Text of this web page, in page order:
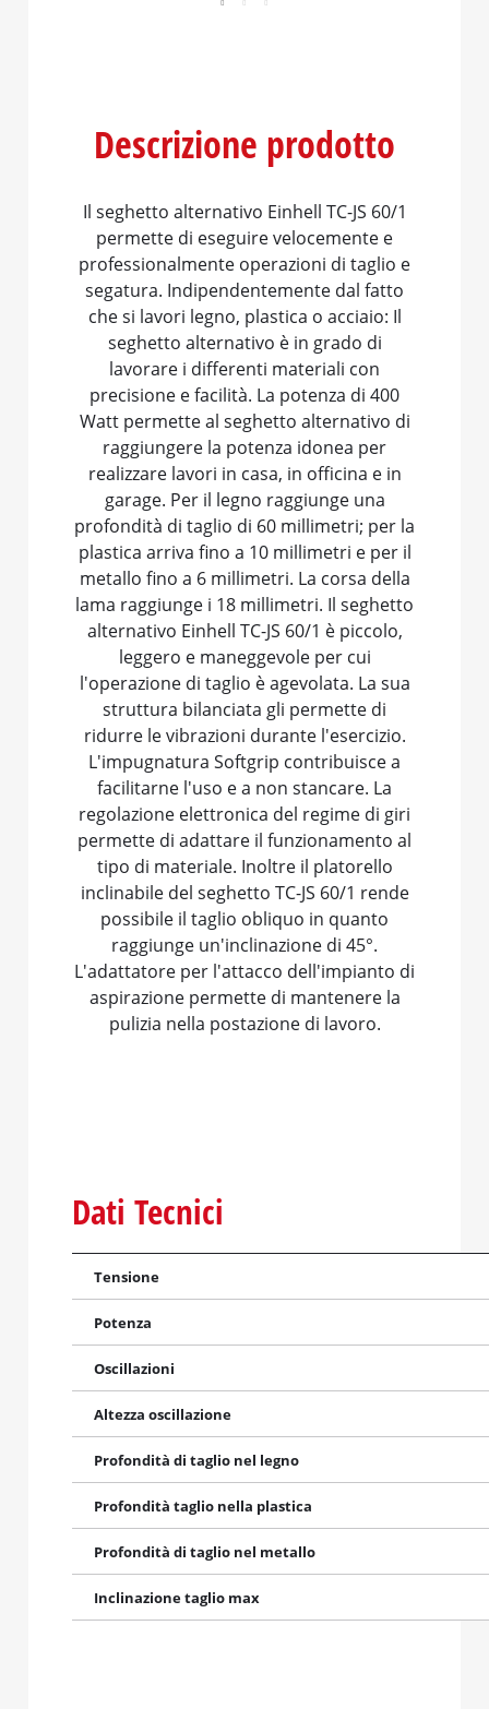
Descrizione prodotto
Il seghetto alternativo Einhell TC-JS 60/1
permette di eseguire velocemente e
professionalmente operazioni di taglio e
segatura. Indipendentemente dal fatto
che si lavori legno, plastica o acciaio: Il
seghetto alternativo è in grado di
lavorare i differenti materiali con
precisione e facilità. La potenza di 400
Watt permette al seghetto alternativo di
raggiungere la potenza idonea per
realizzare lavori in casa, in officina e in
garage. Per il legno raggiunge una
profondità di taglio di 60 millimetri; per la
plastica arriva fino a 10 millimetri e per il
metallo fino a 6 millimetri. La corsa della
lama raggiunge i 18 millimetri. Il seghetto
alternativo Einhell TC-JS 60/1 è piccolo,
leggero e maneggevole per cui
l'operazione di taglio è agevolata. La sua
struttura bilanciata gli permette di
ridurre le vibrazioni durante l'esercizio.
L'impugnatura Softgrip contribuisce a
facilitarne l'uso e a non stancare. La
regolazione elettronica del regime di giri
permette di adattare il funzionamento al
tipo di materiale. Inoltre il platorello
inclinabile del seghetto TC-JS 60/1 rende
possibile il taglio obliquo in quanto
raggiunge un'inclinazione di 45°.
L'adattatore per l'attacco dell'impianto di
aspirazione permette di mantenere la
pulizia nella postazione di lavoro.
Dati Tecnici
Tensione
Potenza
Oscillazioni
Altezza oscillazione
Profondità di taglio nel legno
Profondità taglio nella plastica
Profondità di taglio nel metallo
Inclinazione taglio max